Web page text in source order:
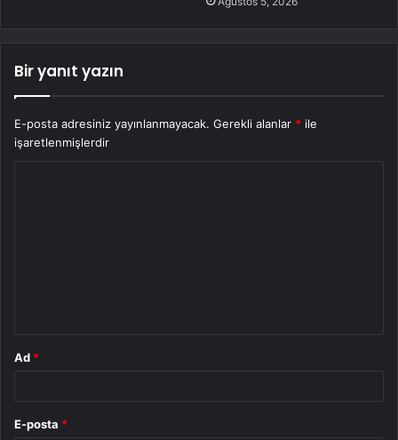
Bir yanıt yazın
E-posta adresiniz yayınlanmayacak. Gerekli alanlar * ile
işaretlenmişlerdir
Ad *
E-posta *